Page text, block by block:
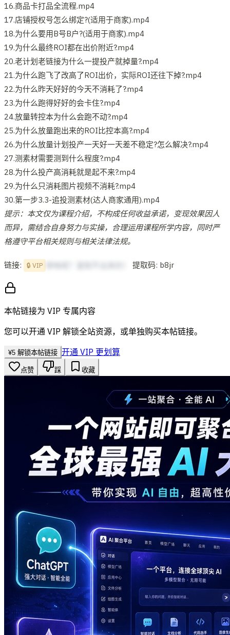
16.商品卡打品全流程.mp4
17.店铺授权号怎么绑定?(适用于商家).mp4
18.为什么要用B号B户?(适用于商家).mp4
19.为什么最终ROI都在出价附近?.mp4
20.老计划老链接为什么一提投产就掉量?.mp4
21.为什么跑飞了改高了ROI出价，实际ROI还往下掉?.mp4
22.为什么昨天好好的今天不消耗了?.mp4
23.为什么跑得好好的会卡住?.mp4
24.放量转控本为什么会跑不动?.mp4
25.为什么放量跑出来的ROI比控本高?.mp4
26.为什么放量计划投产一天好一天差不稳定?怎么解决?.mp4
27.测素材需要测到什么程度?.mp4
28.为什么投产高消耗就是起不来?.mp4
29.为什么只消耗图片视频不消耗?.mp4
30.第一步3.3-追投测素材(达人商家通用).mp4
提示：本文仅为课程介绍，不构成任何收益承诺，变现效果因人
而异，需结合自身努力与实操，合理运用课程所学内容，同时严
格遵守平台相关规则与相关法律法规。
链接: 🔒 VIP 提取码: b8jr
本帖链接为 VIP 专属内容
您可以开通 VIP 解锁全站资源，或单独购买本帖链接。
¥5 解锁本帖链接 开通 VIP 更划算
点赞 踩 收藏